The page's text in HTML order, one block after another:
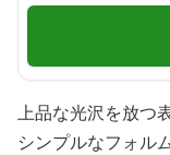
上品な光沢を放つ
シンプルなフォル